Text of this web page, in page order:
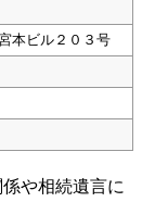
本ビル２０３号
や相続遺言に